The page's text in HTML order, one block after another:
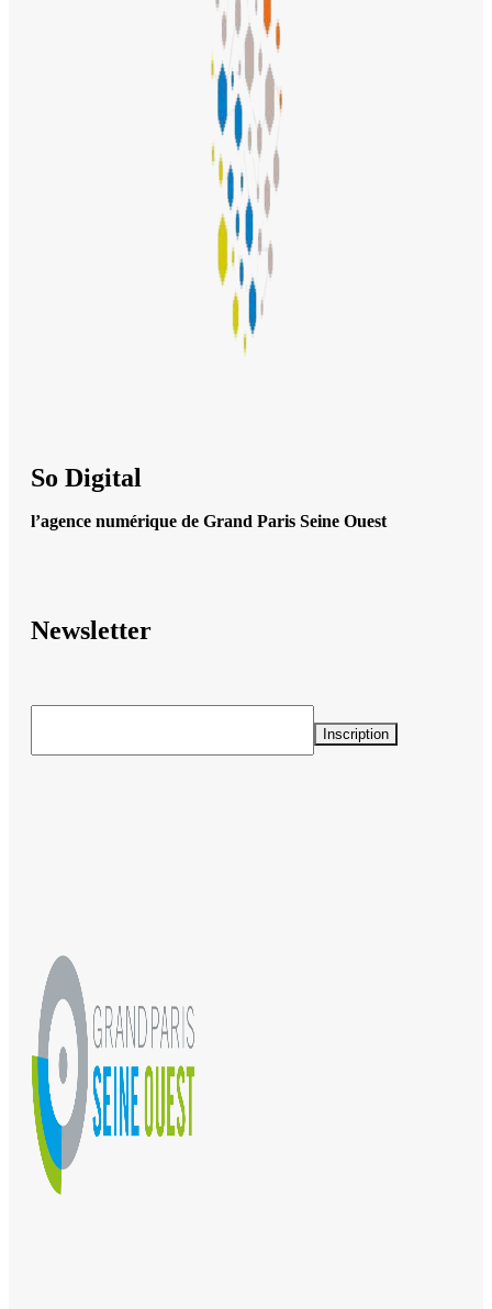
So Digital
l’agence numérique de Grand Paris Seine Ouest
Newsletter